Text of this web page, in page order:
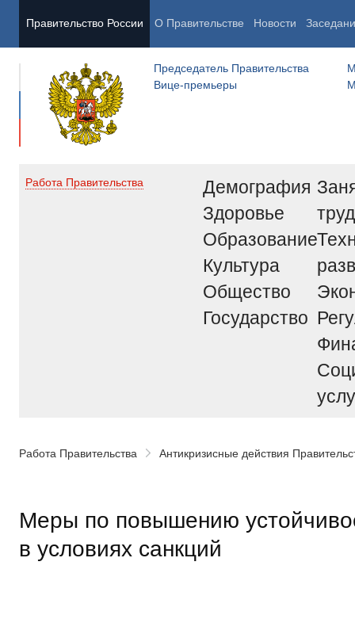
Правительство России О Правительстве Новости
Председатель Правительства
Вице-премьеры
Работа Правительства
Демография
Здоровье
Образование
Культура
Общество
Государство
труд
Работа Правительства Антикризисные действия
Меры по повышению
в условиях санкций